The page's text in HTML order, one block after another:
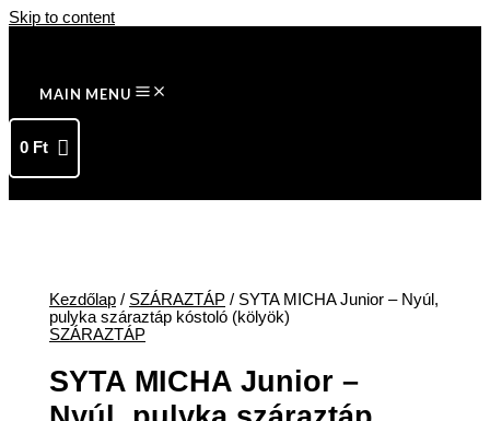
Skip to content
MAIN MENU
0 Ft
Kezdőlap / SZÁRAZTÁP / SYTA MICHA Junior – Nyúl,
pulyka száraztáp kóstoló (kölyök)
SZÁRAZTÁP
SYTA MICHA Junior –